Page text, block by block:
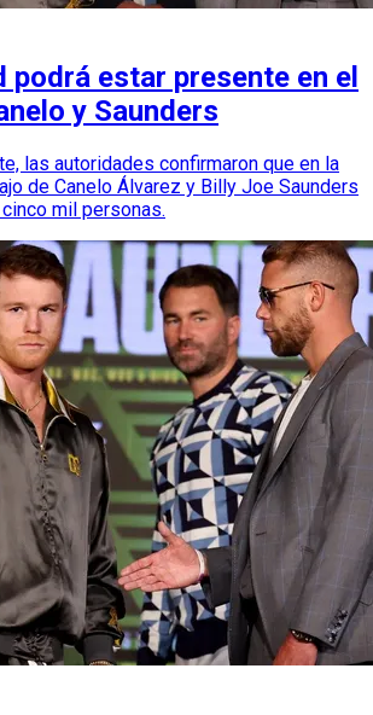
podrá estar presente en el
y Saunders
las autoridades confirmaron que en la
de Canelo Álvarez y Billy Joe Saunders
mil personas.